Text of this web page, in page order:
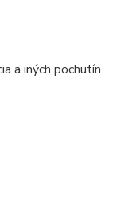
a iných pochutín